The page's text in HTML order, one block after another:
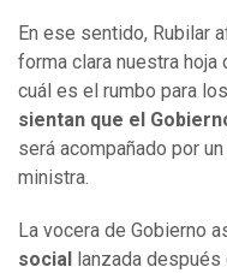
En ese sentido, Rubilar
forma clara nuestra hoja
cuál es el rumbo para
sientan que el
será acompañado por un
ministra.
La vocera de Gobierno
social
lanzada